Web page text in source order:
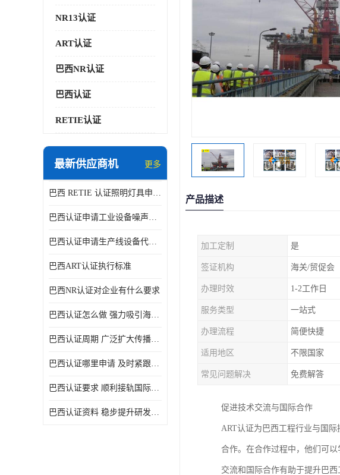
NR13认证
ART认证
巴西NR认证
巴西认证
RETIE认证
最新供应商机 更多
巴西 RETIE 认证照明灯具申请 RETIE 认证
巴西认证申请工业设备噪声控制认证规范
巴西认证申请生产线设备代理机构选择
巴西ART认证执行标准
巴西NR认证对企业有什么要求
巴西认证怎么做 强力吸引海外投资
巴西认证周期 广泛扩大传播范围
巴西认证哪里申请 及时紧跟法规变化
巴西认证要求 顺利接轨国际规范
巴西认证资料 稳步提升研发能力
产品描述
加工定制 是
签证机构 海关/贸促会
办理时效 1-2工作日
服务类型 一站式
办理流程 简便快捷
适用地区 不限国家
常见问题解决 免费解答
促进技术交流与国际合作
ART认证为巴西工程行业与国
合作。在合作过程中，他们可
交流和国际合作有助于提升巴